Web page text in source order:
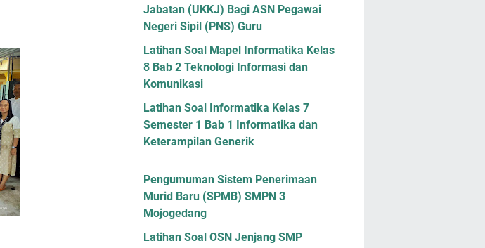
Jabatan (UKKJ) Bagi ASN Pegawai
Negeri Sipil (PNS) Guru
Latihan Soal Mapel Informatika Kelas
8 Bab 2 Teknologi Informasi dan
Komunikasi
Latihan Soal Informatika Kelas 7
Semester 1 Bab 1 Informatika dan
Keterampilan Generik
Pengumuman Sistem Penerimaan
Murid Baru (SPMB) SMPN 3
Mojogedang
Latihan Soal OSN Jenjang SMP